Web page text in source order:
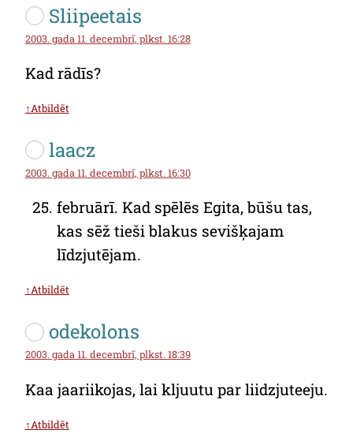
Sliipeetais
2003. gada 11. decembrī, plkst. 16:28
Kad rādīs?
↑Atbildēt
laacz
2003. gada 11. decembrī, plkst. 16:30
februārī. Kad spēlēs Egita, būšu tas,
kas sēž tieši blakus sevišķajam
līdzjutējam.
↑Atbildēt
odekolons
2003. gada 11. decembrī, plkst. 18:39
Kaa jaariikojas, lai kljuutu par liidzjuteeju.
↑Atbildēt